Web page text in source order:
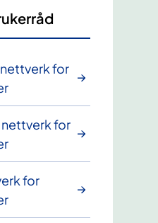
for
nettverk for
for